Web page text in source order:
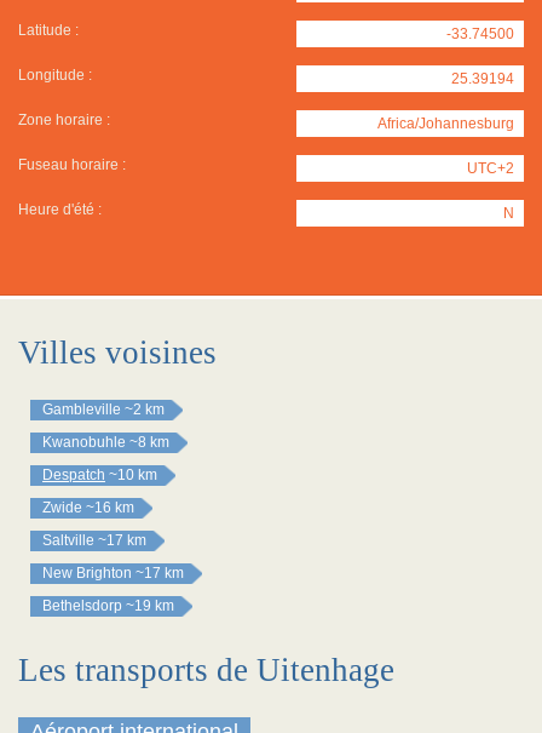
Latitude : -33.74500
Longitude : 25.39194
Zone horaire : Africa/Johannesburg
Fuseau horaire : UTC+2
Heure d'été : N
Villes voisines
Gambleville ~2 km
Kwanobuhle ~8 km
Despatch ~10 km
Zwide ~16 km
Saltville ~17 km
New Brighton ~17 km
Bethelsdorp ~19 km
Les transports de Uitenhage